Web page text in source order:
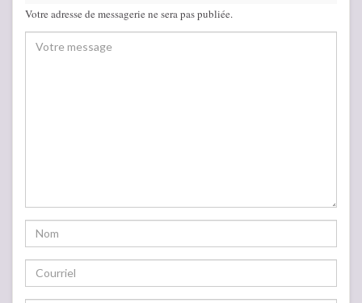
Votre adresse de messagerie ne sera pas publiée.